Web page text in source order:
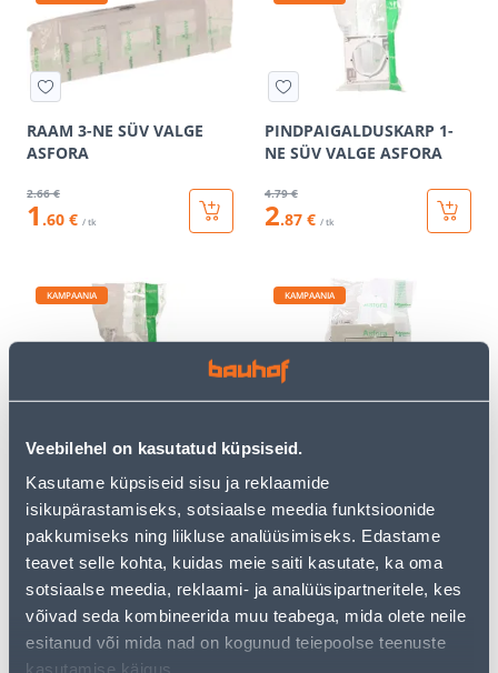
Veebilehel on kasutatud küpsiseid.
Kasutame küpsiseid sisu ja reklaamide
isikupärastamiseks, sotsiaalse meedia funktsioonide
pakkumiseks ning liikluse analüüsimiseks. Edastame
teavet selle kohta, kuidas meie saiti kasutate, ka oma
sotsiaalse meedia, reklaami- ja analüüsipartneritele, kes
võivad seda kombineerida muu teabega, mida olete neile
esitanud või mida nad on kogunud teiepoolse teenuste
kasutamise käigus.
RAAM 3-NE SÜV VALGE
ASFORA
2.66 €
1 .60 € / tk
PINDPAIGALDUSKARP 1-
NE SÜV VALGE ASFORA
4.79 €
2.87 € / tk
KAMPAANIA
JÄTK SÜV VALGE ASFORA
3 .32 €
1.99 €
KAMPAANIA
ASFORA
3.46 €
2.08 €
KAMPAANIA KAMPAANIA